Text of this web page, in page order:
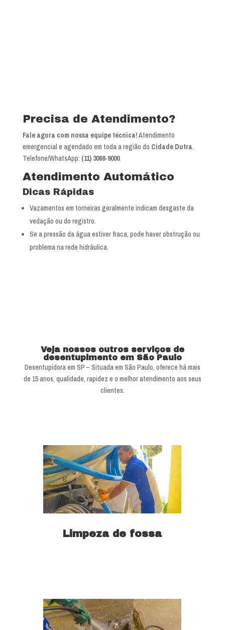
Precisa de Atendimento?
Fale agora com nossa equipe técnica!Atendimento
emergencial e agendado em toda a região do Cidade Dutra.
Telefone/WhatsApp: (11) 3068-9000.
Atendimento Automático
Dicas Rápidas
Vazamentos em torneiras geralmente indicam desgaste da
vedação ou do registro.
Se a pressão da água estiver fraca, pode haver obstrução ou
problema na rede hidráulica.
Veja nossos outros serviços de
desentupimento em São Paulo
Desentupidora em SP – Situada em São Paulo, oferece há mais
de 15 anos, qualidade, rapidez e o melhor atendimento aos seus
clientes.
Limpeza de fossa